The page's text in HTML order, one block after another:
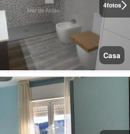
4fotos
Casa